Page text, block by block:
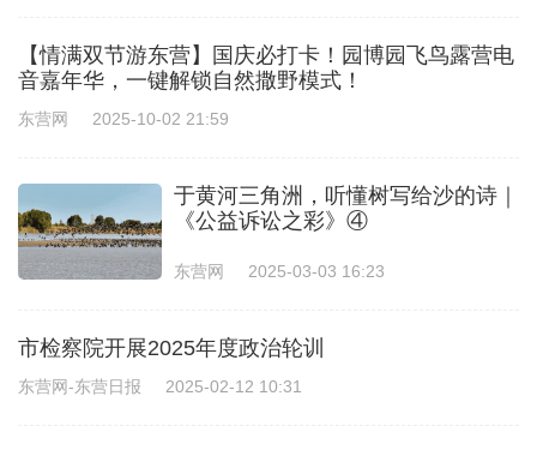
【情满双节游东营】国庆必打卡！园博园飞鸟露营电
音嘉年华，一键解锁自然撒野模式！
东营网 2025-10-02 21:59
于黄河三角洲，听懂树写给沙的诗｜
《公益诉讼之彩》④
东营网 2025-03-03 16:23
市检察院开展2025年度政治轮训
东营网-东营日报 2025-02-12 10:31